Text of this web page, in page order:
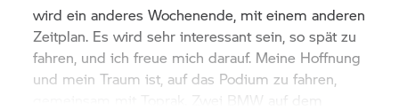
wird ein anderes Wochenende, mit einem anderen
Zeitplan. Es wird sehr interessant sein, so spät zu
fahren, und ich freue mich darauf. Meine Hoffnung
und mein Traum ist, auf das Podium zu fahren,
gemeinsam mit Toprak. Zwei BMW auf dem